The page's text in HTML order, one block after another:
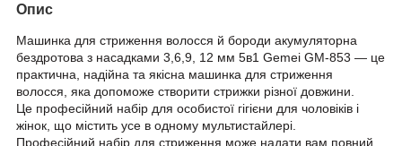
Опис
Машинка для стриження волосся й бороди акумуляторна
бездротова з насадками 3,6,9, 12 мм 5в1 Gemei GM-853 — це
практична, надійна та якісна машинка для стриження
волосся, яка допоможе створити стрижки різної довжини.
Це професійний набір для особистої гігієни для чоловіків і
жінок, що містить усе в одному мультистайлері.
Професійний набір для стриження може надати вам повний